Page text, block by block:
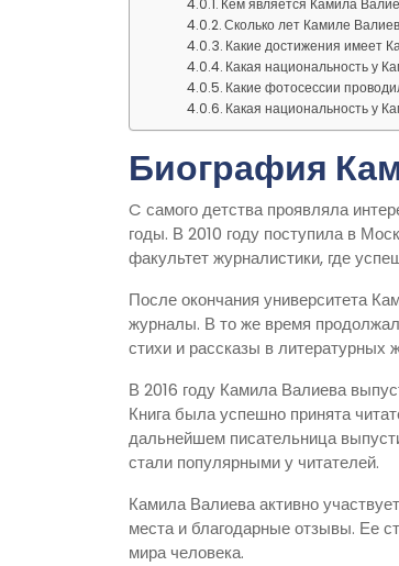
Кем является Камила
Сколько лет Камиле
Какие достижения имеет
Какая национальность у
Какие фотосессии
Какая национальность у
Биография
C самого детства проявляла
годы. В 2010 году поступила в
факультет журналистики, где
После окончания университета
журналы. В то же время
стихи и рассказы в литературных
В 2016 году Камила Валиева
Книга была успешно принята
дальнейшем писательница
стали популярными у читателей.
Камила Валиева активно
места и благодарные отзывы. Ее
мира человека.